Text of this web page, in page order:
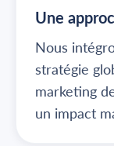
Une
Nous
stratégie
marketing
un impact